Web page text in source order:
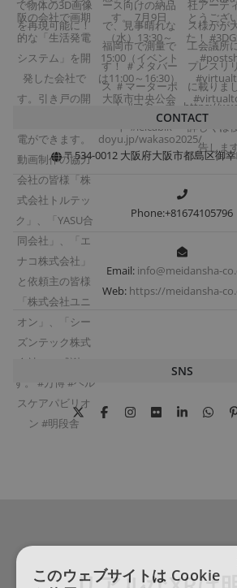
CONTACT
〒534-0012 大阪府大阪市都島区御
Phone:+81674105796
Email: info@meidansha-
Web: https://meidansha-
SNS
このウェブサイトは Cookie